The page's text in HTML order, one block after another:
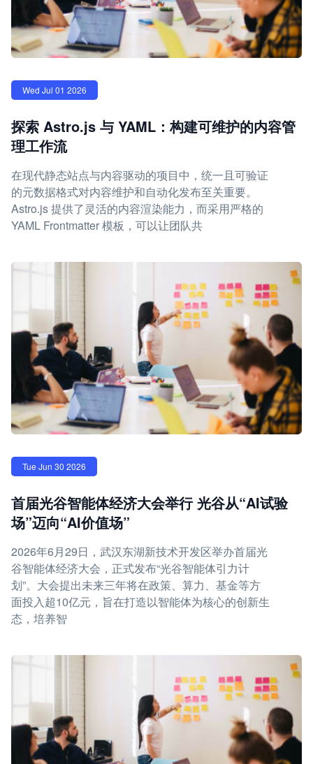
Wed Jul 01 2026
探索 Astro.js 与 YAML：构建可维护的内容管
理工作流
在现代静态站点与内容驱动的项目中，统一且可验证
的元数据格式对内容维护和自动化发布至关重要。
Astro.js 提供了灵活的内容渲染能力，而采用严格的
YAML Frontmatter 模板，可以让团队共
Tue Jun 30 2026
首届光谷智能体经济大会举行 光谷从“AI试验
场”迈向“AI价值场”
2026年6月29日，武汉东湖新技术开发区举办首届光
谷智能体经济大会，正式发布“光谷智能体引力计
划”。大会提出未来三年将在政策、算力、基金等方
面投入超10亿元，旨在打造以智能体为核心的创新生
态，培养智